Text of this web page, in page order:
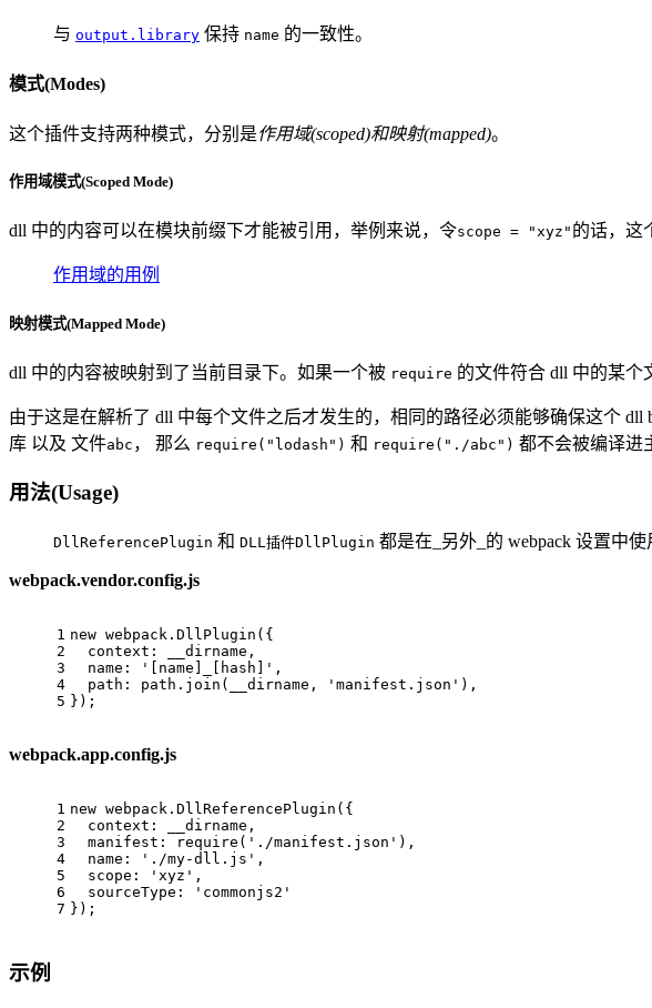
与 output.library 保持 name 的一致性。
模式(Modes)
这个插件支持两种模式，分别是作用域(scoped)和映射(mapped)。
作用域模式(Scoped Mode)
dll 中的内容可以在模块前缀下才能被引用，举例来说，令scope = "xyz" 的话，这
作用域的用例
映射模式(Mapped Mode)
dll 中的内容被映射到了当前目录下。如果一个被 require 的文件符合 dll 中的某个
由于这是在解析了 dll 中每个文件之后才发生的，相同的路径必须能够确保这个
库 以及 文件abc ， 那么 require("lodash") 和 require("./abc") 都不会被编译进
用法(Usage)
DllReferencePlugin 和 DLL插件DllPlugin 都是在_另外_的 webpack 设置中使
webpack.vendor.config.js
1
2
3
4
5
new webpack. DllPlugin ({
context : __dirname,
name : '[name]_[hash]' ,
path : path. join (__dirname, 'manifest.json' ),
});
webpack.app.config.js
1
2
3
4
5
6
7
new webpack. DllReferencePlugin ({
context : __dirname,
manifest : require ( './manifest.json' ),
name : './my-dll.js' ,
scope : 'xyz' ,
sourceType :
'commonjs2'
});
示例